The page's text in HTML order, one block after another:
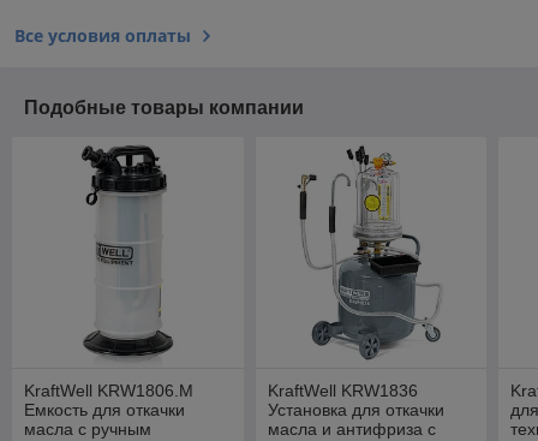
Все условия оплаты
Подобные товары компании
KraftWell KRW1806.M
Емкость для откачки
масла с ручным
KraftWell KRW1836
Установка для откачки
масла и антифриза с